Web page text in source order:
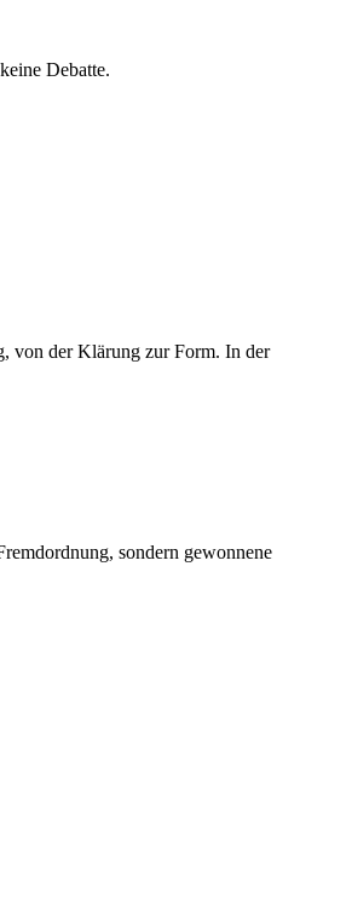
Debatte.
von der Klärung zur Form. In der
sondern gewonnene